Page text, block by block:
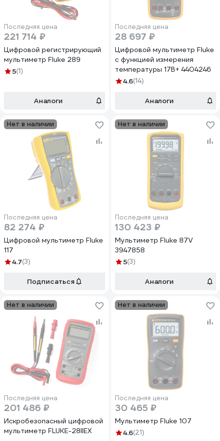
Последняя цена
221 714 ₽
Цифровой регистрирующий
мультиметр Fluke 289
5(1)
Аналоги
Последняя цена
28 697 ₽
Цифровой мультиметр Fluke
с функцией измерения
температуры 17B+ 4404246
4.6(14)
Аналоги
Нет в наличии
Последняя цена
82 274 ₽
Цифровой мультиметр Fluke
117
4.7(3)
Подписаться
Нет в наличии
Последняя цена
130 423 ₽
Мультиметр Fluke 87V
3947858
5(3)
Аналоги
Нет в наличии
Последняя цена
201 486 ₽
Искробезопасный цифровой
мультиметр FLUKE-28IIEX
Нет в наличии
Последняя цена
30 465 ₽
Мультиметр Fluke 107
4.6(21)